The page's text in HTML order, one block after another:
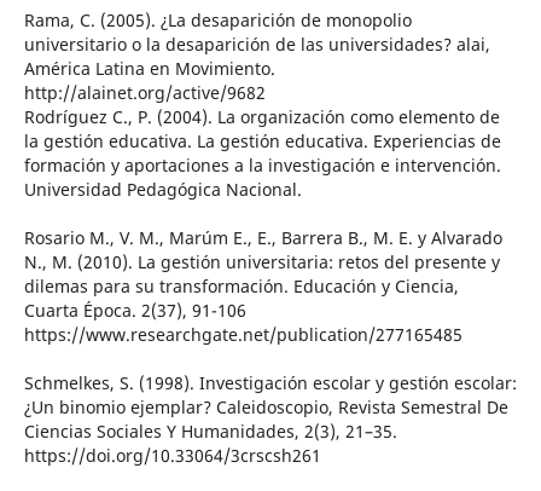
Rama, C. (2005). ¿La desaparición de monopolio
universitario o la desaparición de las universidades? alai,
América Latina en Movimiento.
http://alainet.org/active/9682
Rodríguez C., P. (2004). La organización como elemento de
la gestión educativa. La gestión educativa. Experiencias de
formación y aportaciones a la investigación e intervención.
Universidad Pedagógica Nacional.
Rosario M., V. M., Marúm E., E., Barrera B., M. E. y Alvarado
N., M. (2010). La gestión universitaria: retos del presente y
dilemas para su transformación. Educación y Ciencia,
Cuarta Época. 2(37), 91-106
https://www.researchgate.net/publication/277165485
Schmelkes, S. (1998). Investigación escolar y gestión escolar:
¿Un binomio ejemplar? Caleidoscopio, Revista Semestral De
Ciencias Sociales Y Humanidades, 2(3), 21–35.
https://doi.org/10.33064/3crscsh261